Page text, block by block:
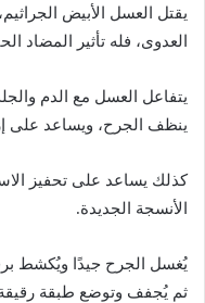
يقتل العسل الأبيض
العدوى، فله تأثير المضاد
يتفاعل العسل مع الدم
ينظف الجرح، ويساعد على
كذلك يساعد على تحفيز
الأنسجة الجديدة.
يُغسل الجرح جيدًا ويُكشط
ثم يُجفف وتوضع طبقة